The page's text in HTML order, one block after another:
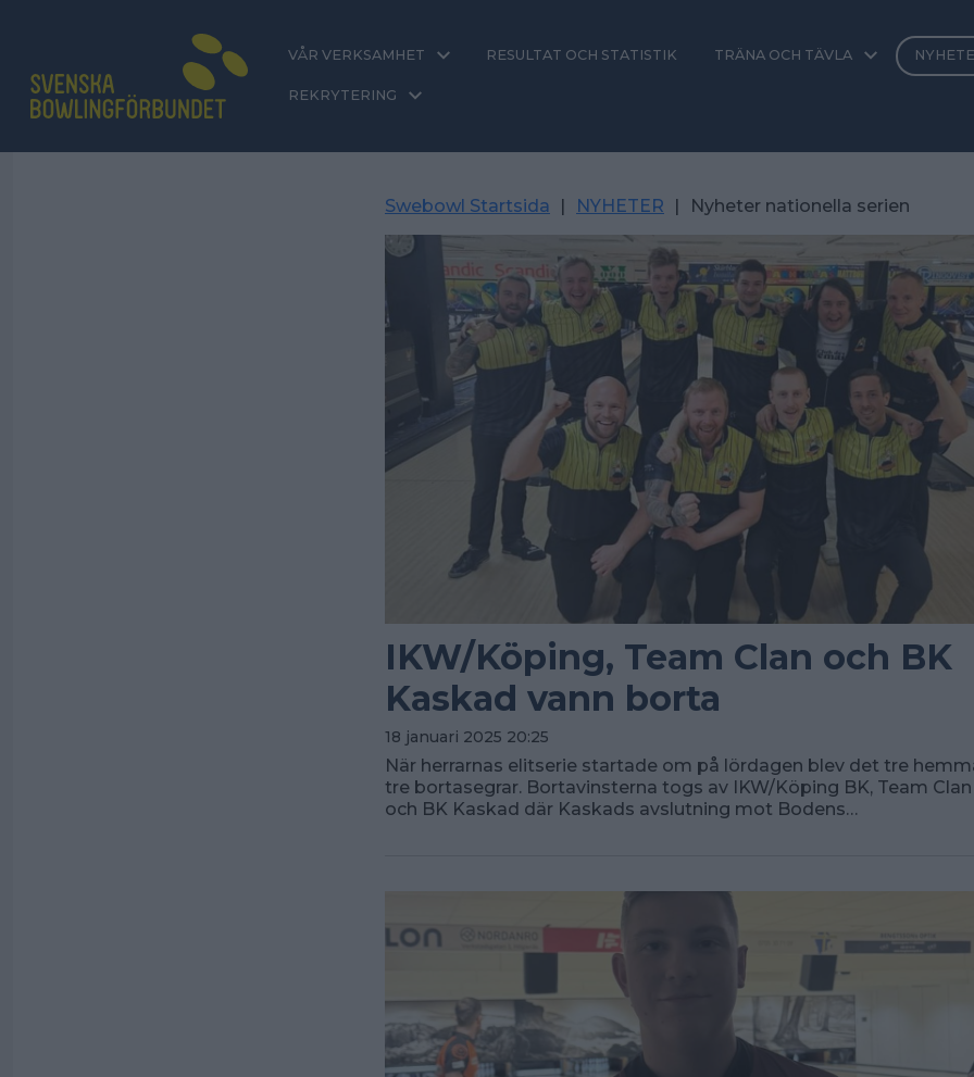
VÅR VERKSAMHET RESULTAT OCH STATISTIK TRÄNA OCH TÄVLA
REKRYTERING
Swebowl Startsida | NYHETER | Nyheter nationella serien
IKW/Köping, Team Clan och BK
Kaskad vann borta
18 januari 2025 20:25
När herrarnas elitserie startade om på lördagen blev det tre
tre bortasegrar. Bortavinsterna togs av IKW/Köping BK, Team
och BK Kaskad där Kaskads avslutning mot Bodens…